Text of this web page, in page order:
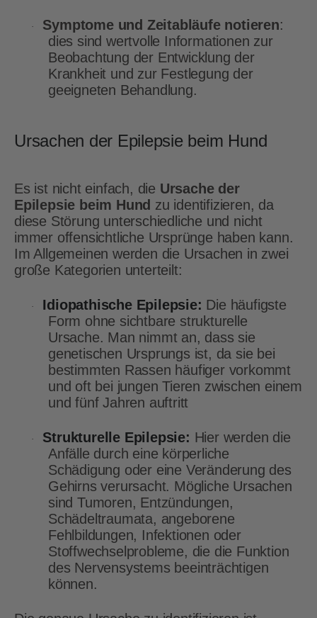
· Symptome und Zeitabläufe notieren:
dies sind wertvolle Informationen zur
Beobachtung der Entwicklung der
Krankheit und zur Festlegung der
geeigneten Behandlung.
Ursachen der Epilepsie beim Hund
Es ist nicht einfach, die Ursache der
Epilepsie beim Hund zu identifizieren, da
diese Störung unterschiedliche und nicht
immer offensichtliche Ursprünge haben kann.
Im Allgemeinen werden die Ursachen in zwei
große Kategorien unterteilt:
· Idiopathische Epilepsie: Die häufigste
Form ohne sichtbare strukturelle
Ursache. Man nimmt an, dass sie
genetischen Ursprungs ist, da sie bei
bestimmten Rassen häufiger vorkommt
und oft bei jungen Tieren zwischen einem
und fünf Jahren auftritt
· Strukturelle Epilepsie: Hier werden die
Anfälle durch eine körperliche
Schädigung oder eine Veränderung des
Gehirns verursacht. Mögliche Ursachen
sind Tumoren, Entzündungen,
Schädeltraumata, angeborene
Fehlbildungen, Infektionen oder
Stoffwechselprobleme, die die Funktion
des Nervensystems beeinträchtigen
können.